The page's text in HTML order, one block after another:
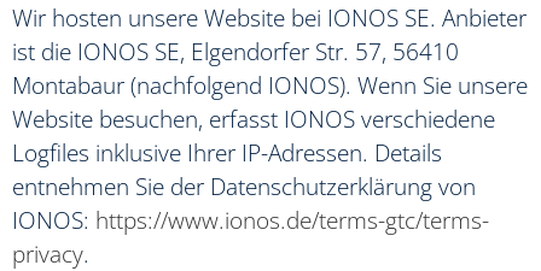
Wir hosten unsere Website bei IONOS SE. Anbieter
ist die IONOS SE, Elgendorfer Str. 57, 56410
Montabaur (nachfolgend IONOS). Wenn Sie unsere
Website besuchen, erfasst IONOS verschiedene
Logfiles inklusive Ihrer IP-Adressen. Details
entnehmen Sie der Datenschutzerklärung von
IONOS: https://www.ionos.de/terms-gtc/terms-
privacy.